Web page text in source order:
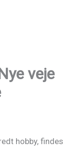
veje
hobby, findes